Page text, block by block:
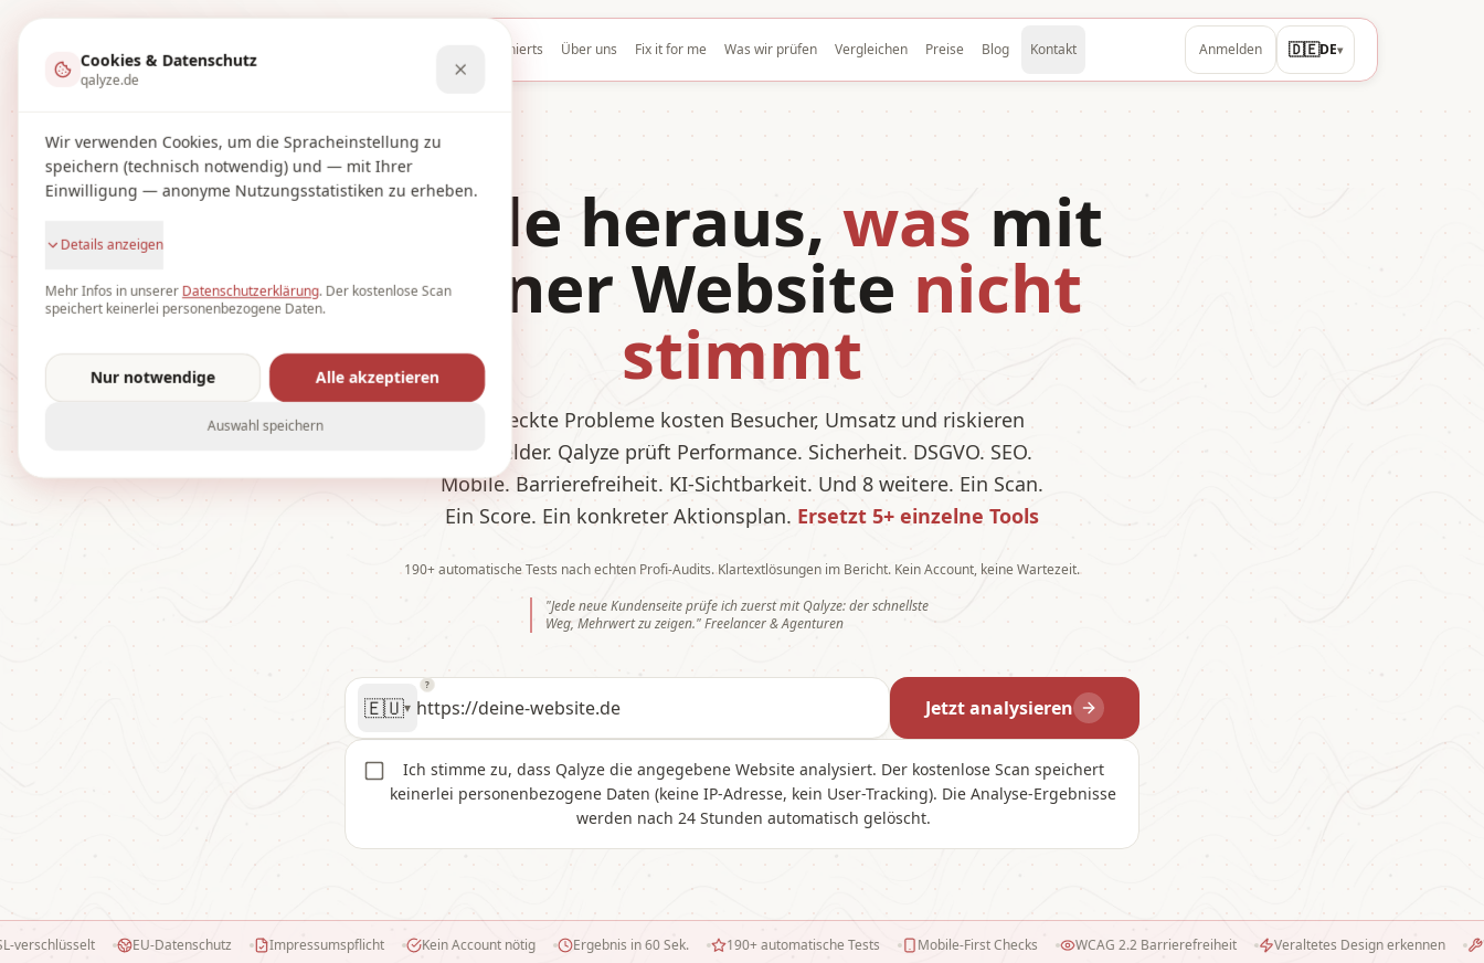
So funktionierts Über uns Fix it for me Was wir prüfen Vergleichen Preise Blog Kontakt Anmelden 🇩🇪DE▾
Finde heraus, was mit
deiner Website nicht
stimmt
Versteckte Probleme kosten Besucher, Umsatz und riskieren
Bußgelder. Qalyze prüft Performance. Sicherheit. DSGVO. SEO.
Mobile. Barrierefreiheit. KI-Sichtbarkeit. Und 8 weitere. Ein Scan.
Ein Score. Ein konkreter Aktionsplan. Ersetzt 5+ einzelne Tools
190+ automatische Tests nach echten Profi-Audits. Klartextlösungen im Bericht. Kein Account, keine Wartezeit.
"Jede neue Kundenseite prüfe ich zuerst mit Qalyze: der schnellste
Weg, Mehrwert zu zeigen." Freelancer & Agenturen
🇪🇺▾
?
https://deine-website.de
Jetzt analysieren
Ich stimme zu, dass Qalyze die angegebene Website analysiert. Der kostenlose Scan speichert
keinerlei personenbezogene Daten (keine IP-Adresse, kein User-Tracking). Die Analyse-Ergebnisse
werden nach 24 Stunden automatisch gelöscht.
EU-Datenschutz Impressumspflicht Kein Account nötig Ergebnis in 60 Sek. 190+ automatische Tests Mobile-First Checks WCAG 2.2 Barrierefreiheit Veraltetes Design erkennen "Fix it for me"
Cookies & Datenschutz
qalyze.de
Wir verwenden Cookies, um die Spracheinstellung zu
speichern (technisch notwendig) und — mit Ihrer
Einwilligung — anonyme Nutzungsstatistiken zu erheben.
Details anzeigen
Mehr Infos in unsererDatenschutzerklärung.Der kostenlose Scan
speichert keinerlei personenbezogene Daten.
Nur notwendige Alle akzeptieren
Auswahl speichern